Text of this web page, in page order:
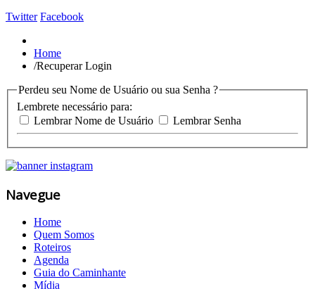
Twitter Facebook
Home
/Recuperar Login
Perdeu seu Nome de Usuário ou sua Senha ?
Lembrete necessário para:
Lembrar Nome de Usuário
Lembrar Senha
Navegue
Home
Quem Somos
Roteiros
Agenda
Guia do Caminhante
Mídia